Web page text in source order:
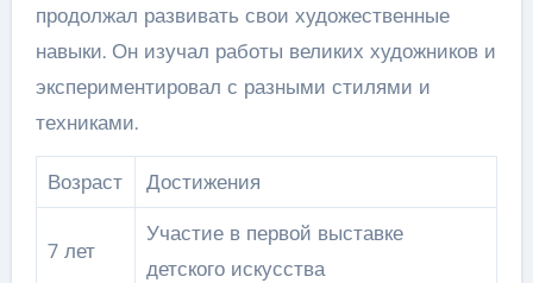
продолжал развивать свои художественные
навыки. Он изучал работы великих художников и
экспериментировал с разными стилями и
техниками.
Возраст Достижения
7 лет
Участие в первой выставке
детского искусства